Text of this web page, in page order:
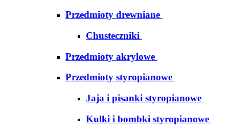
Przedmioty drewniane
Chusteczniki
Przedmioty akrylowe
Przedmioty styropianowe
Jaja i pisanki styropianowe
Kulki i bombki styropianowe